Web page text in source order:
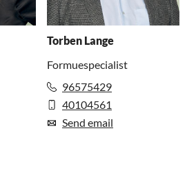
Torben Lange
Formuespecialist
96575429
40104561
Send email